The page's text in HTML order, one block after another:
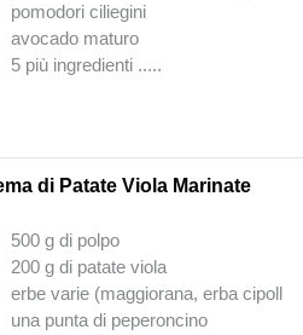
pomodori ciliegini
avocado maturo
5 più ingredienti .....
di Patate Viola Marinate
500 g di polpo
200 g di patate viola
erbe varie (maggiorana, erba
una punta di peperoncino